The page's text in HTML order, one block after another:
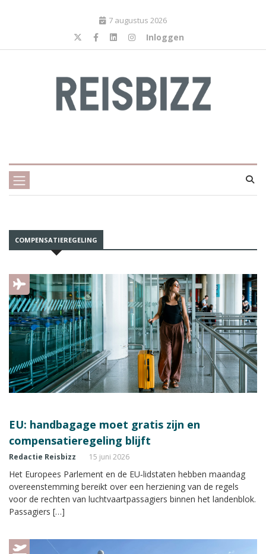
7 augustus 2026
Inloggen
COMPENSATIEREGELING
EU: handbagage moet gratis zijn en
compensatieregeling blijft
Redactie Reisbizz 15 juni 2026
Het Europees Parlement en de EU‑lidstaten hebben maandag
overeenstemming bereikt over een herziening van de regels
voor de rechten van luchtvaartpassagiers binnen het landenblok.
Passagiers […]